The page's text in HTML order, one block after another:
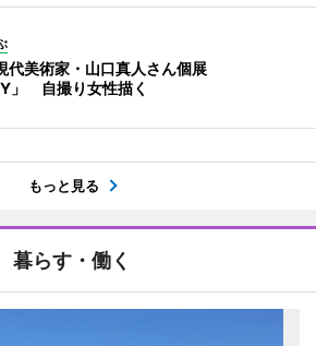
代美術家・山口真人さん個展
」 自撮り女性描く
もっと見る
暮らす・働く